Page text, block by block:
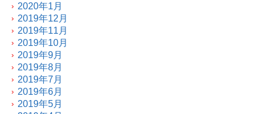
2020年1月
2019年12月
2019年11月
2019年10月
2019年9月
2019年8月
2019年7月
2019年6月
2019年5月